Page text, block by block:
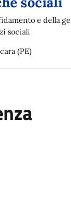
e della
sociali
(PE)